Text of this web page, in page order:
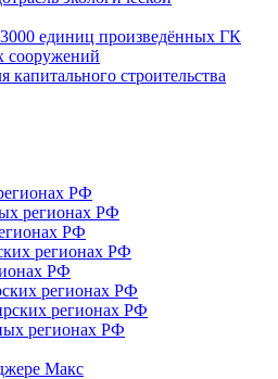
единиц произведённых ГК
сооружений
строительства
РФ
регионах РФ
РФ
регионах РФ
РФ
регионах РФ
регионах РФ
регионах РФ
Макс